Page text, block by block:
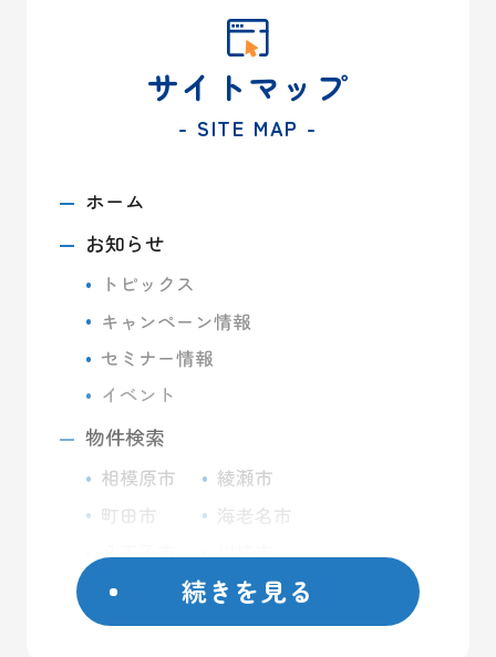
サイトマップ
- SITE MAP -
ホーム
お知らせ
トピックス
キャンペーン情報
セミナー情報
イベント
物件検索
相模原市
町田市
八王子市
座間市
日野市
綾瀬市
海老名市
川崎市
藤沢市
屋外コンテナ
続きを見る